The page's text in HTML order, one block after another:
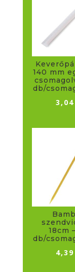
140 mm
db/
3,04
18cm
db/
4,39